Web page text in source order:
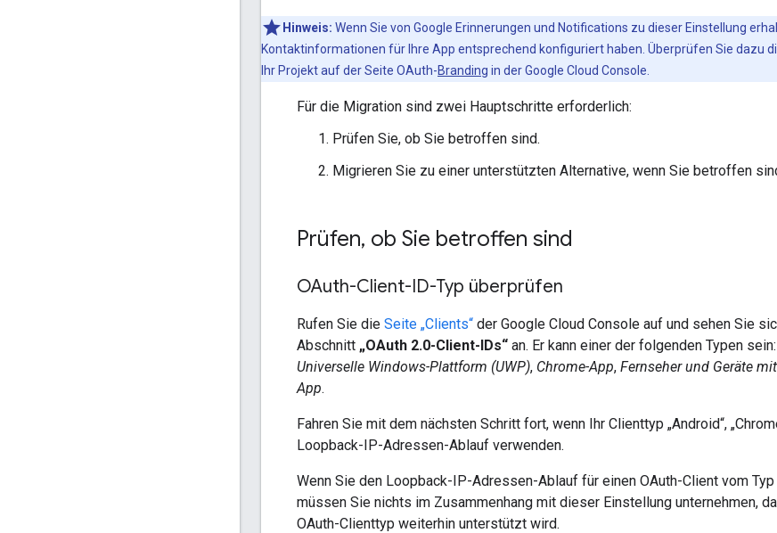
Hinweis: Wenn Sie von Google Erinnerungen und Notifications zu dieser Einstellung
Kontaktinformationen für Ihre App entsprechend konfiguriert haben. Überprüfen Sie dazu
Ihr Projekt auf der Seite OAuth-Branding in der Google Cloud Console.
Für die Migration sind zwei Hauptschritte erforderlich:
Prüfen Sie, ob Sie betroffen sind.
Migrieren Sie zu einer unterstützten Alternative, wenn Sie betroffen
Prüfen, ob Sie betroffen sind
OAuth-Client-ID-Typ überprüfen
Rufen Sie die Seite „Clients“ der Google Cloud Console auf und sehen Sie
Abschnitt „OAuth 2.0-Client-IDs“ an. Er kann einer der folgenden Typen sein:
Universelle Windows-Plattform (UWP), Chrome-App, Fernseher und Geräte
App.
Fahren Sie mit dem nächsten Schritt fort, wenn Ihr Clienttyp „Android“,
Loopback-IP-Adressen-Ablauf verwenden.
Wenn Sie den Loopback-IP-Adressen-Ablauf für einen OAuth-Client vom
müssen Sie nichts im Zusammenhang mit dieser Einstellung unternehmen,
OAuth-Clienttyp weiterhin unterstützt wird.